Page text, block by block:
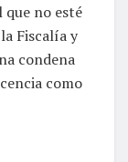
no esté
Fiscalía y
condena
como